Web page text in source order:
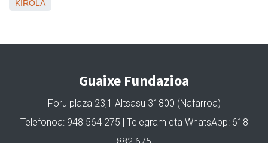
KIROLA
Guaixe Fundazioa
Foru plaza 23,1 Altsasu 31800 (Nafarroa)
Telefonoa: 948 564 275 | Telegram eta WhatsApp: 618